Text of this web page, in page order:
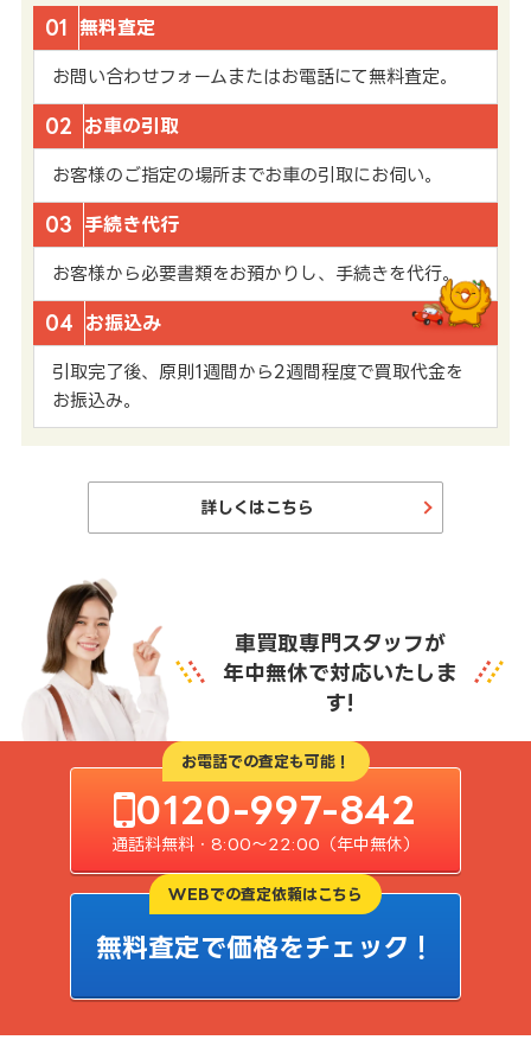
01 無料査定
お問い合わせフォームまたはお電話にて無料査定。
02 お車の引取
お客様のご指定の場所までお車の引取にお伺い。
03 手続き代行
お客様から必要書類をお預かりし、手続きを代行。
04 お振込み
引取完了後、原則1週間から2週間程度で買取代金を
お振込み。
詳しくはこちら
車買取専門スタッフが
年中無休で対応いたしま
す!
お電話での査定も可能！
0120-997-842
通話料無料・8:00〜22:00（年中無休）
WEBでの査定依頼はこちら
無料査定で価格をチェック！